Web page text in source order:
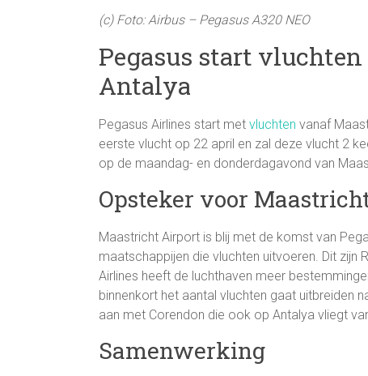
(c) Foto: Airbus – Pegasus A320 NEO
Pegasus start
Antalya
Pegasus Airlines start met vluchten vanaf
eerste vlucht op 22 april en zal deze vlucht 2
op de maandag- en donderdagavond van
Opsteker voor
Maastricht Airport is blij met de komst van
maatschappijen die vluchten uitvoeren. Dit zijn
Airlines heeft de luchthaven meer
binnenkort het aantal vluchten gaat uitbreiden
aan met Corendon die ook op Antalya vliegt
Samenwerking